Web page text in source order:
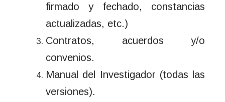
firmado y fechado, constancias
actualizadas, etc.)
Contratos, acuerdos y/o
convenios.
Manual del Investigador (todas las
versiones).